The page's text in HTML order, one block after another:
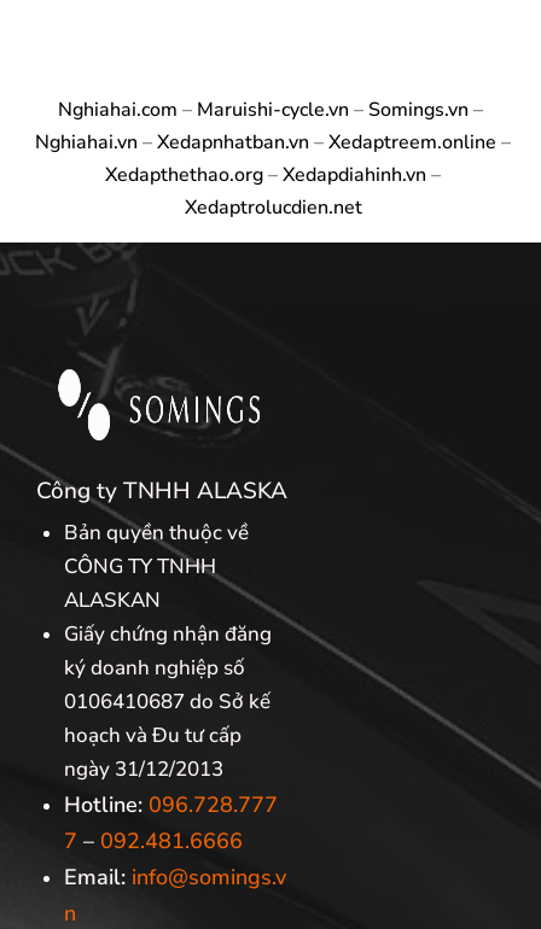
Nghiahai.com – Maruishi-cycle.vn – Somings.vn –
Nghiahai.vn –Xedapnhatban.vn –Xedaptreem.online –
Xedapthethao.org–Xedapdiahinh.vn –
Xedaptrolucdien.net
Công ty TNHH ALASKA
Bản quyền thuộc về
CÔNG TY TNHH
ALASKAN
Giấy chứng nhận đăng
ký doanh nghiệp số
0106410687 do Sở kế
hoạch và Đu tư cấp
ngày 31/12/2013
Hotline: 096.728.777
7 – 092.481.6666
Email: info@somings.v
n